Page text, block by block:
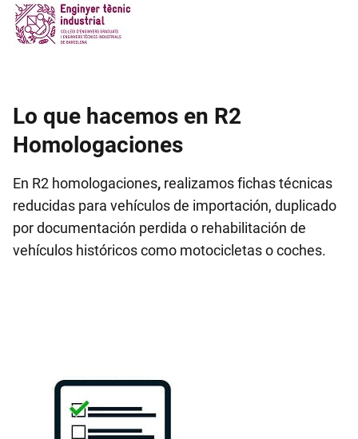
Lo que hacemos en R2
Homologaciones
En R2 homologaciones, realizamos fichas técnicas
reducidas para vehículos de importación, duplicado
por documentación perdida o rehabilitación de
vehículos históricos como motocicletas o coches.